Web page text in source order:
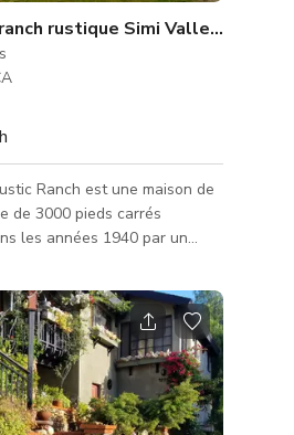
et Productions à Simi
rustique Simi Valley sur 4
Ranch est une maison de
de 3000 pieds carrés
les années 1940 par un
de motards, de cow-boys,
idéal pour la photographie
d'espace pour garer les
de l'équipe !!